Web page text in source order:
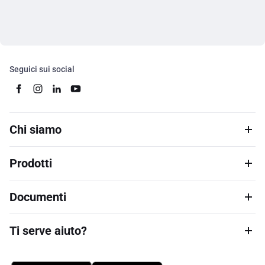
Seguici sui social
Chi siamo
Prodotti
Documenti
Ti serve aiuto?